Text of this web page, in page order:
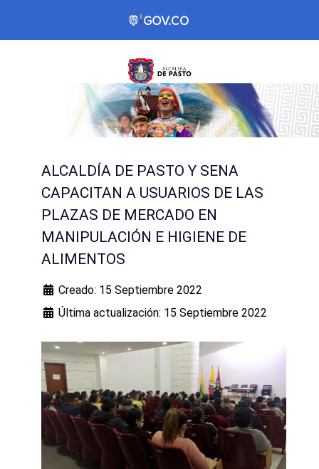
ALCALDÍA DE PASTO Y SENA
CAPACITAN A USUARIOS DE LAS
PLAZAS DE MERCADO EN
MANIPULACIÓN E HIGIENE DE
ALIMENTOS
Creado: 15 Septiembre 2022
Última actualización: 15 Septiembre 2022